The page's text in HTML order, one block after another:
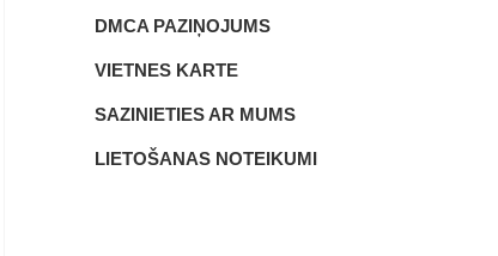
DMCA PAZIŅOJUMS
VIETNES KARTE
SAZINIETIES AR MUMS
LIETOŠANAS NOTEIKUMI